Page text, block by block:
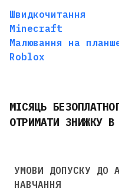
Швидкочитання
Minecraft
Малювання на
Roblox
МІСЯЦЬ
ОТРИМАТИ ЗНИЖКУ В
УМОВИ ДОПУСКУ ДО
НАВЧАННЯ